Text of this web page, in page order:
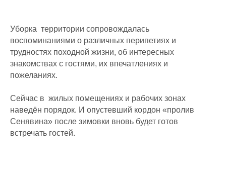
Уборка территории сопровождалась
воспоминаниями о различных перипетиях и
трудностях походной жизни, об интересных
знакомствах с гостями, их впечатлениях и
пожеланиях.
Сейчас в жилых помещениях и рабочих зонах
наведён порядок. И опустевший кордон «пролив
Сенявина» после зимовки вновь будет готов
встречать гостей.